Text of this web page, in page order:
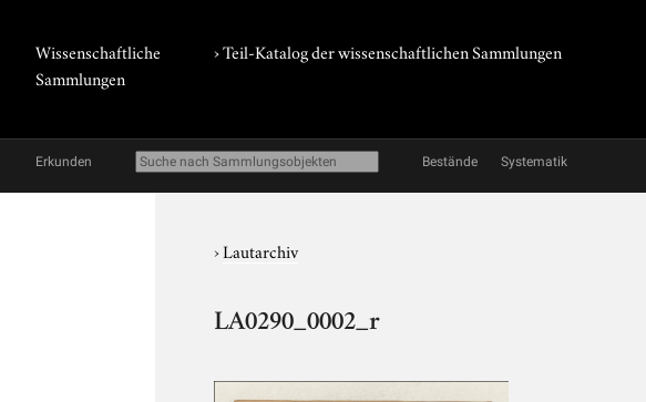
Wissenschaftliche
Sammlungen
› Teil-Katalog der wissenschaftlichen Sammlungen
Erkunden Bestände Systematik
›Lautarchiv
LA0290_0002_r